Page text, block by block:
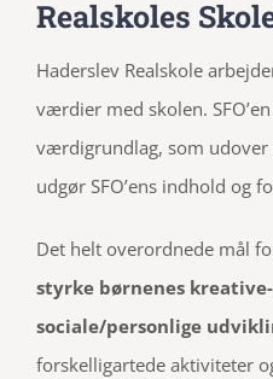
Realskoles
Haderslev Realskole
værdier med skolen.
værdigrundlag, som
udgør SFO’ens indhold og
Det helt overordnede mål
styrke børnenes
sociale/personlige
forskelligartede aktiviteter